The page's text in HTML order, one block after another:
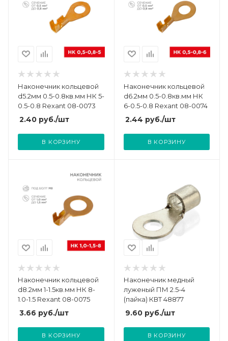
Наконечник кольцевой
d5.2мм 0.5-0.8кв.мм НК 5-
0.5-0.8 Rexant 08-0073
2.40 руб./шт
В КОРЗИНУ
Наконечник кольцевой
d6.2мм 0.5-0.8кв.мм НК
6-0.5-0.8 Rexant 08-0074
2.44 руб./шт
В КОРЗИНУ
Наконечник кольцевой
d8.2мм 1-1.5кв.мм НК 8-
1.0-1.5 Rexant 08-0075
3.66 руб./шт
В КОРЗИНУ
Наконечник медный
луженый ПМ 2.5-4
(пайка) КВТ 48877
9.60руб./шт
В КОРЗИНУ